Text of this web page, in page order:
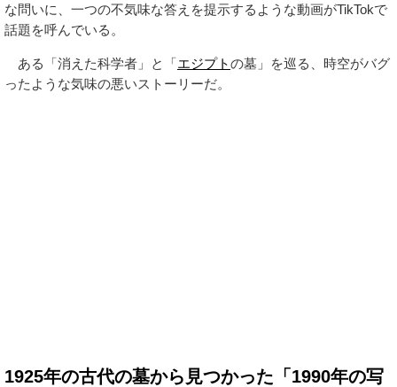
な問いに、一つの不気味な答えを提示するような動画がTikTokで
話題を呼んでいる。
ある「消えた科学者」と「エジプトの墓」を巡る、時空がバグ
ったような気味の悪いストーリーだ。
1925年の古代の墓から見つかった「1990年の写